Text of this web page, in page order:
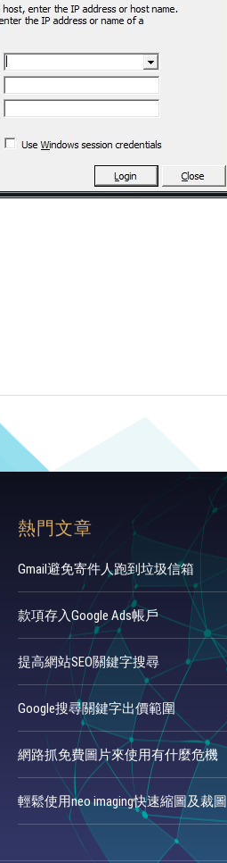
熱門文章
Gmail避免寄件人跑到垃圾信箱
款項存入Google Ads帳戶
提高網站SEO關鍵字搜尋
Google搜尋關鍵字出價範圍
網路抓免費圖片來使用有什麼危機
輕鬆使用neo imaging快速縮圖及裁圖